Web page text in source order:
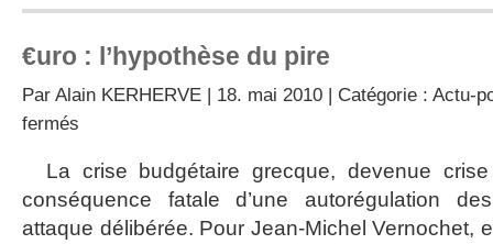
€uro : l’hypothèse du pire
Par Alain KERHERVE | 18. mai 2010 | Catégorie : Actu-
fermés
l’hypothèse
du
La crise budgétaire grecque, devenue crise
conséquence fatale d’une autorégulation
attaque délibérée. Pour Jean-Michel Vernochet,